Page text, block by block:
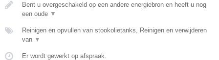
Bent u overgeschakeld op een andere energiebron en heeft u nog
een oude ▼
Reinigen en opvullen van stookolietanks, Reinigen en verwijderen
van ▼
Er wordt gewerkt op afspraak.